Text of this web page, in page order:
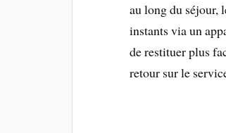
au long du séjour,
instants via un
de restituer plus
retour sur le